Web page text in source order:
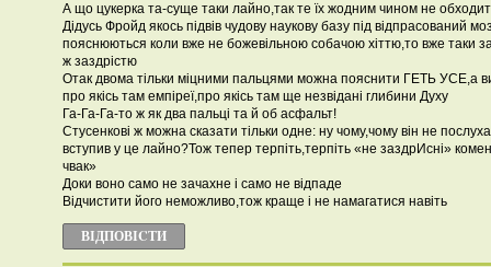
А що цукерка та-суще таки лайно,так те їх жодним чином не
Дідусь Фройд якось підвів чудову наукову базу під відпрасований
пояснюються коли вже не божевільною собачою хіттю,то вже таки
ж заздрістю
Отак двома тільки міцними пальцями можна пояснити ГЕТЬ УСЕ,а
про якісь там емпіреї,про якісь там ще незвідані глибини Духу
Га-Га-Га-то ж як два пальці та й об асфальт!
Стусенкові ж можна сказати тільки одне: ну чому,чому він не
вступив у це лайно?Тож тепер терпіть,терпіть «не заздрИсні»
чвак»
Доки воно само не зачахне і само не відпаде
Відчистити його неможливо,тож краще і не намагатися навіть
ВІДПОВІCТИ